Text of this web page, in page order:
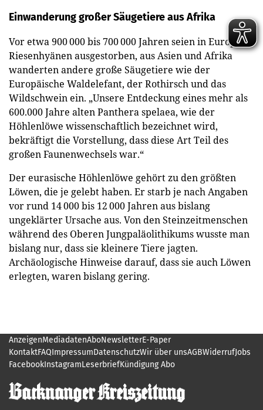
Einwanderung großer Säugetiere aus Afrika
Vor etwa 900 000 bis 700 000 Jahren seien in Europa
Riesenhyänen ausgestorben, aus Asien und Afrika
wanderten andere große Säugetiere wie der
Europäische Waldelefant, der Rothirsch und das
Wildschwein ein. „Unsere Entdeckung eines mehr als
600.000 Jahre alten Panthera spelaea, wie der
Höhlenlöwe wissenschaftlich bezeichnet wird,
bekräftigt die Vorstellung, dass diese Art Teil des
großen Faunenwechsels war.“
Der eurasische Höhlenlöwe gehört zu den größten
Löwen, die je gelebt haben. Er starb je nach Angaben
vor rund 14 000 bis 12 000 Jahren aus bislang
ungeklärter Ursache aus. Von den Steinzeitmenschen
während des Oberen Jungpaläolithikums wusste man
bislang nur, dass sie kleinere Tiere jagten.
Archäologische Hinweise darauf, dass sie auch Löwen
erlegten, waren bislang gering.
AnzeigenMediadatenAboNewsletterE-Paper
KontaktFAQImpressumDatenschutzWir über unsAGBWiderrufJobs
FacebookInstagramLeserbriefKündigung Abo